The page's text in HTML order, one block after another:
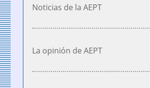
Noticias de la AEPT
La opinión de AEPT